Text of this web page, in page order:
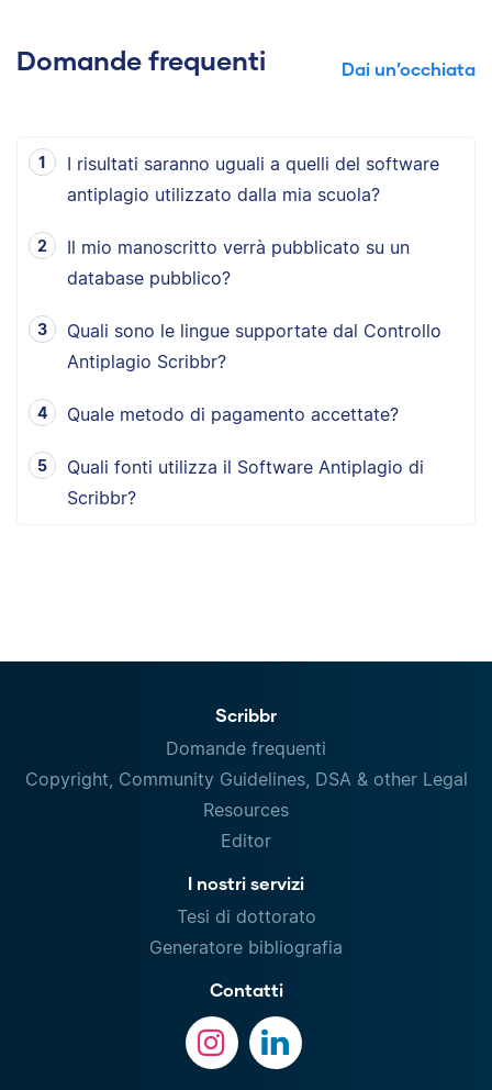
Domande frequenti Dai un’occhiata
I risultati saranno uguali a quelli del software
antiplagio utilizzato dalla mia scuola?
Il mio manoscritto verrà pubblicato su un
database pubblico?
Quali sono le lingue supportate dal Controllo
Antiplagio Scribbr?
Quale metodo di pagamento accettate?
Quali fonti utilizza il Software Antiplagio di
Scribbr?
Scribbr
Domande frequenti
Copyright, Community Guidelines, DSA & other Legal
Resources
Editor
I nostri servizi
Tesi di dottorato
Generatore bibliografia
Contatti